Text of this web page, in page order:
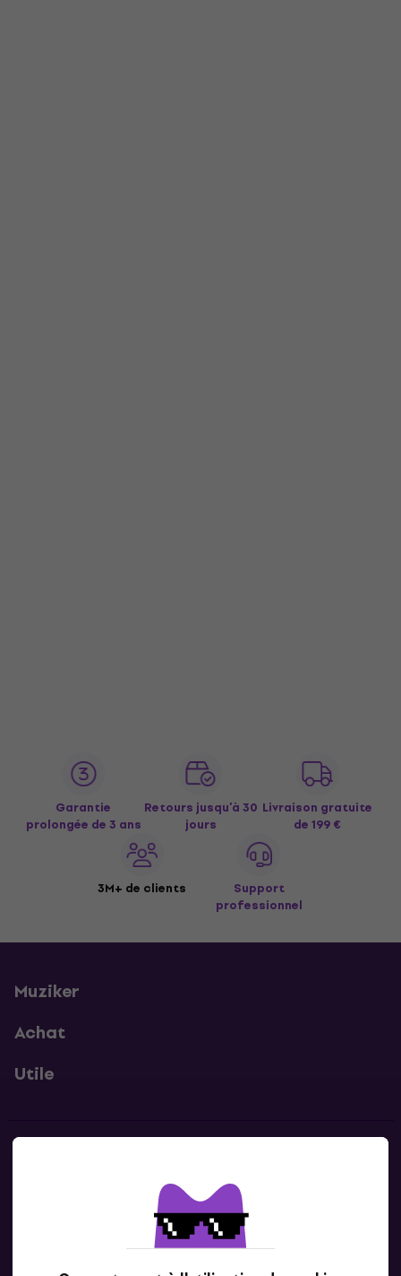
Garantie
prolongée de 3 ans
Retours jusqu’à 30
jours
Livraison gratuite
de 199 €
3M+ de clients
Support
professionnel
Muziker
Achat
Utile
Contacte nous